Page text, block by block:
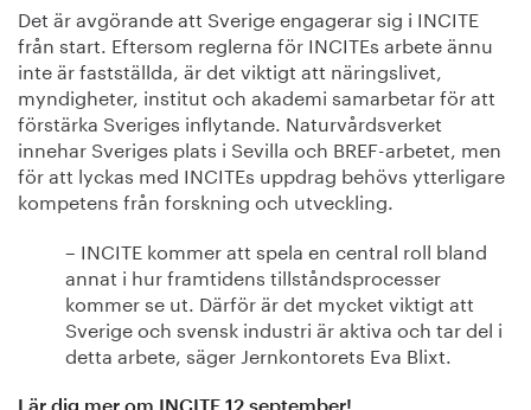
Det är avgörande att Sverige engagerar sig i INCITE
från start. Eftersom reglerna för INCITEs arbete ännu
inte är fastställda, är det viktigt att näringslivet,
myndigheter, institut och akademi samarbetar för att
förstärka Sveriges inflytande. Naturvårdsverket
innehar Sveriges plats i Sevilla och BREF-arbetet, men
för att lyckas med INCITEs uppdrag behövs ytterligare
kompetens från forskning och utveckling.
– INCITE kommer att spela en central roll bland
annat i hur framtidens tillståndsprocesser
kommer se ut. Därför är det mycket viktigt att
Sverige och svensk industri är aktiva och tar del i
detta arbete, säger Jernkontorets Eva Blixt.
Lär dig mer om INCITE 12 september!